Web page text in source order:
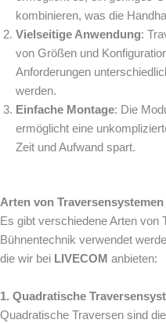
kombinieren, was die
Vielseitige Anwendung:
von Größen und
Anforderungen
werden.
Einfache Montage: Die
ermöglicht eine
Zeit und Aufwand spart.
Arten von Traversensystemen
Es gibt verschiedene Arten von
Bühnentechnik verwendet
die wir bei LIVECOM anbieten:
1. Quadratische
Quadratische Traversen sind